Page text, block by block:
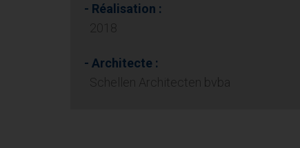
- Réalisation :
2018
- Architecte :
Schellen Architecten bvba